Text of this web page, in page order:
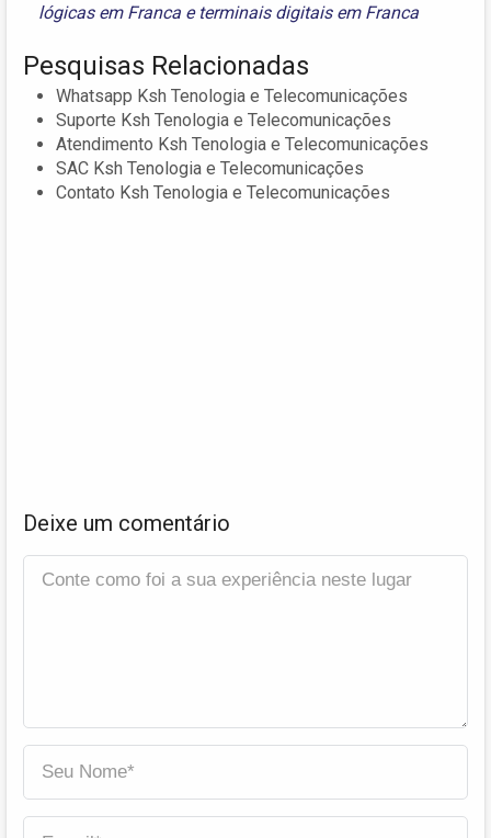
lógicas em Franca e terminais digitais em Franca
Pesquisas Relacionadas
Whatsapp Ksh Tenologia e Telecomunicações
Suporte Ksh Tenologia e Telecomunicações
Atendimento Ksh Tenologia e Telecomunicações
SAC Ksh Tenologia e Telecomunicações
Contato Ksh Tenologia e Telecomunicações
Deixe um comentário